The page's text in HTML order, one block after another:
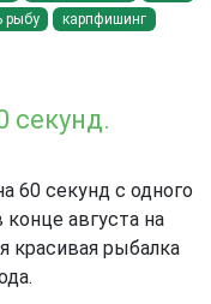
рыбу карпфишинг
секунд.
60 секунд с одного
августа на
красивая рыбалка